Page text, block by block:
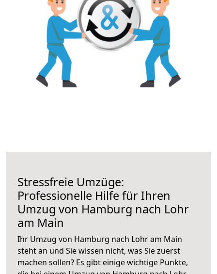
Stressfreie Umzüge:
Professionelle Hilfe für Ihren
Umzug von Hamburg nach Lohr
am Main
Ihr Umzug von Hamburg nach Lohr am Main
steht an und Sie wissen nicht, was Sie zuerst
machen sollen? Es gibt einige wichtige Punkte,